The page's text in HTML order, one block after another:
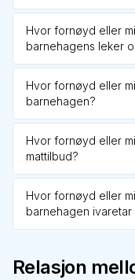
Hvor fornøyd eller
barnehagens leker
Hvor fornøyd eller
barnehagen?
Hvor fornøyd eller
mattilbud?
Hvor fornøyd eller
barnehagen
Relasjon